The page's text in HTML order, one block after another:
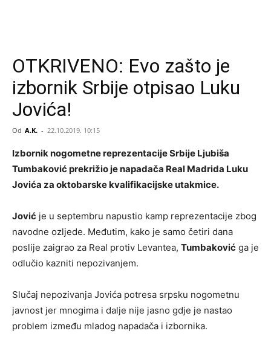
OTKRIVENO: Evo zašto je
izbornik Srbije otpisao Luku
Jovića!
Od A.K. - 22.10.2019. 10:15
Izbornik nogometne reprezentacije Srbije Ljubiša
Tumbaković prekrižio je napadača Real Madrida Luku
Jovića za oktobarske kvalifikacijske utakmice.
Jović je u septembru napustio kamp reprezentacije zbog
navodne ozljede. Međutim, kako je samo četiri dana
poslije zaigrao za Real protiv Levantea, Tumbaković ga je
odlučio kazniti nepozivanjem.
Slučaj nepozivanja Jovića potresa srpsku nogometnu
javnost jer mnogima i dalje nije jasno gdje je nastao
problem između mladog napadača i izbornika.